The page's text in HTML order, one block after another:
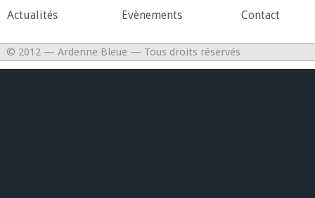
Actualités Evènements Contact
© 2012 — Ardenne Bleue — Tous droits réservés